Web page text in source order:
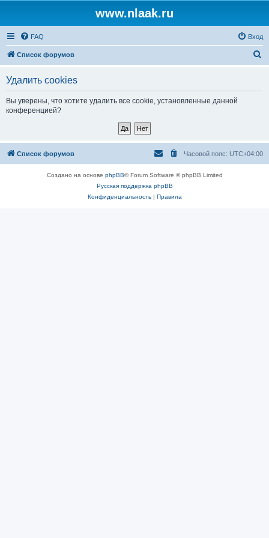
www.nlaak.ru
FAQ Вход
Список форумов
Удалить cookies
Вы уверены, что хотите удалить все cookie, установленные данной
конференцией?
Список форумов Часовой пояс: UTC+04:00
Создано на основе phpBB® Forum Software © phpBB Limited
Русская поддержка phpBB
Конфиденциальность| Правила